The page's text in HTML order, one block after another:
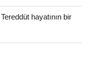
hayatının bir